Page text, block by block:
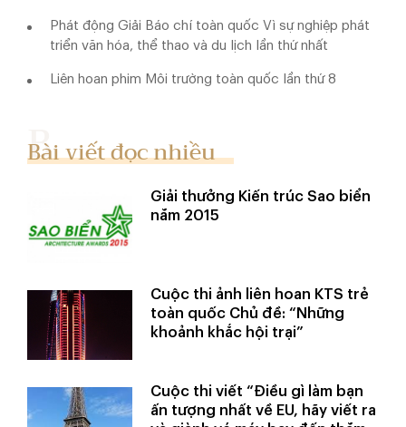
Phát động Giải Báo chí toàn quốc Vì sự nghiệp phát
triển văn hóa, thể thao và du lịch lần thứ nhất
Liên hoan phim Môi trường toàn quốc lần thứ 8
Bài viết đọc nhiều
Giải thưởng Kiến trúc Sao biển
năm 2015
Cuộc thi ảnh liên hoan KTS trẻ
toàn quốc Chủ đề: “Những
khoảnh khắc hội trại”
Cuộc thi viết “Điều gì làm bạn
ấn tượng nhất về EU, hãy viết ra